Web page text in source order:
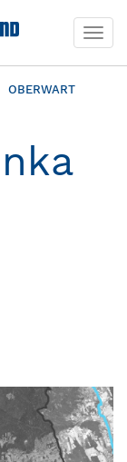
OBERWART